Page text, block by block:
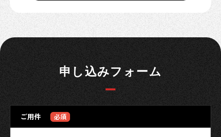
申し込みフォーム
ご用件 必須